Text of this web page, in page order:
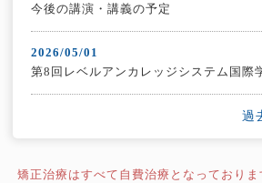
今後の講演・講義の予定
2026/05/01
第8回レベルアンカレッジシステム国際
過
矯正治療はすべて自費治療となっており